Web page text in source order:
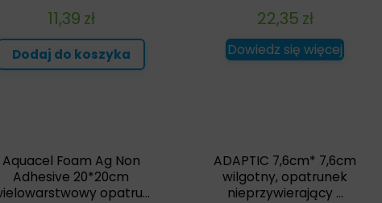
11,39 zł
Dodaj do koszyka
22,35 zł
Dowiedz się więcej
Aquacel Foam Ag Non
Adhesive 20*20cm
opatru...
ADAPTIC 7,6cm* 7,6cm
wilgotny, opatrunek
nieprzywierający ...